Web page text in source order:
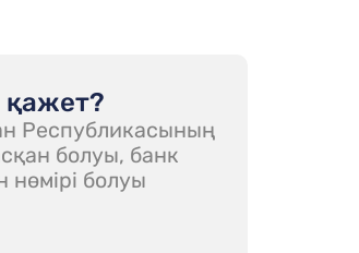
қажет?
Республикасының
болуы, банк
нөмірі болуы